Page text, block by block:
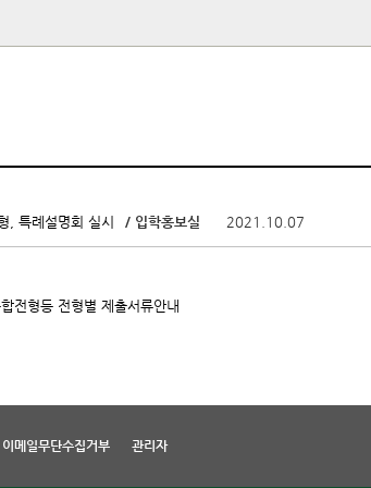
, 특례설명회 실시 / 입학홍보실 2021.10.07
전형등 전형별 제출서류안내
이메일무단수집거부 관리자